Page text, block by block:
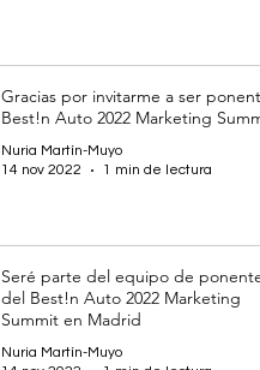
Gracias por invitarme a ser
Best!n Auto 2022 Marketing
Nuria Martín-Muyo
14 nov 2022
1 min de lectura
Seré parte del equipo de ponentes
del Best!n Auto 2022 Marketing
Summit en Madrid
Nuria Martín-Muyo